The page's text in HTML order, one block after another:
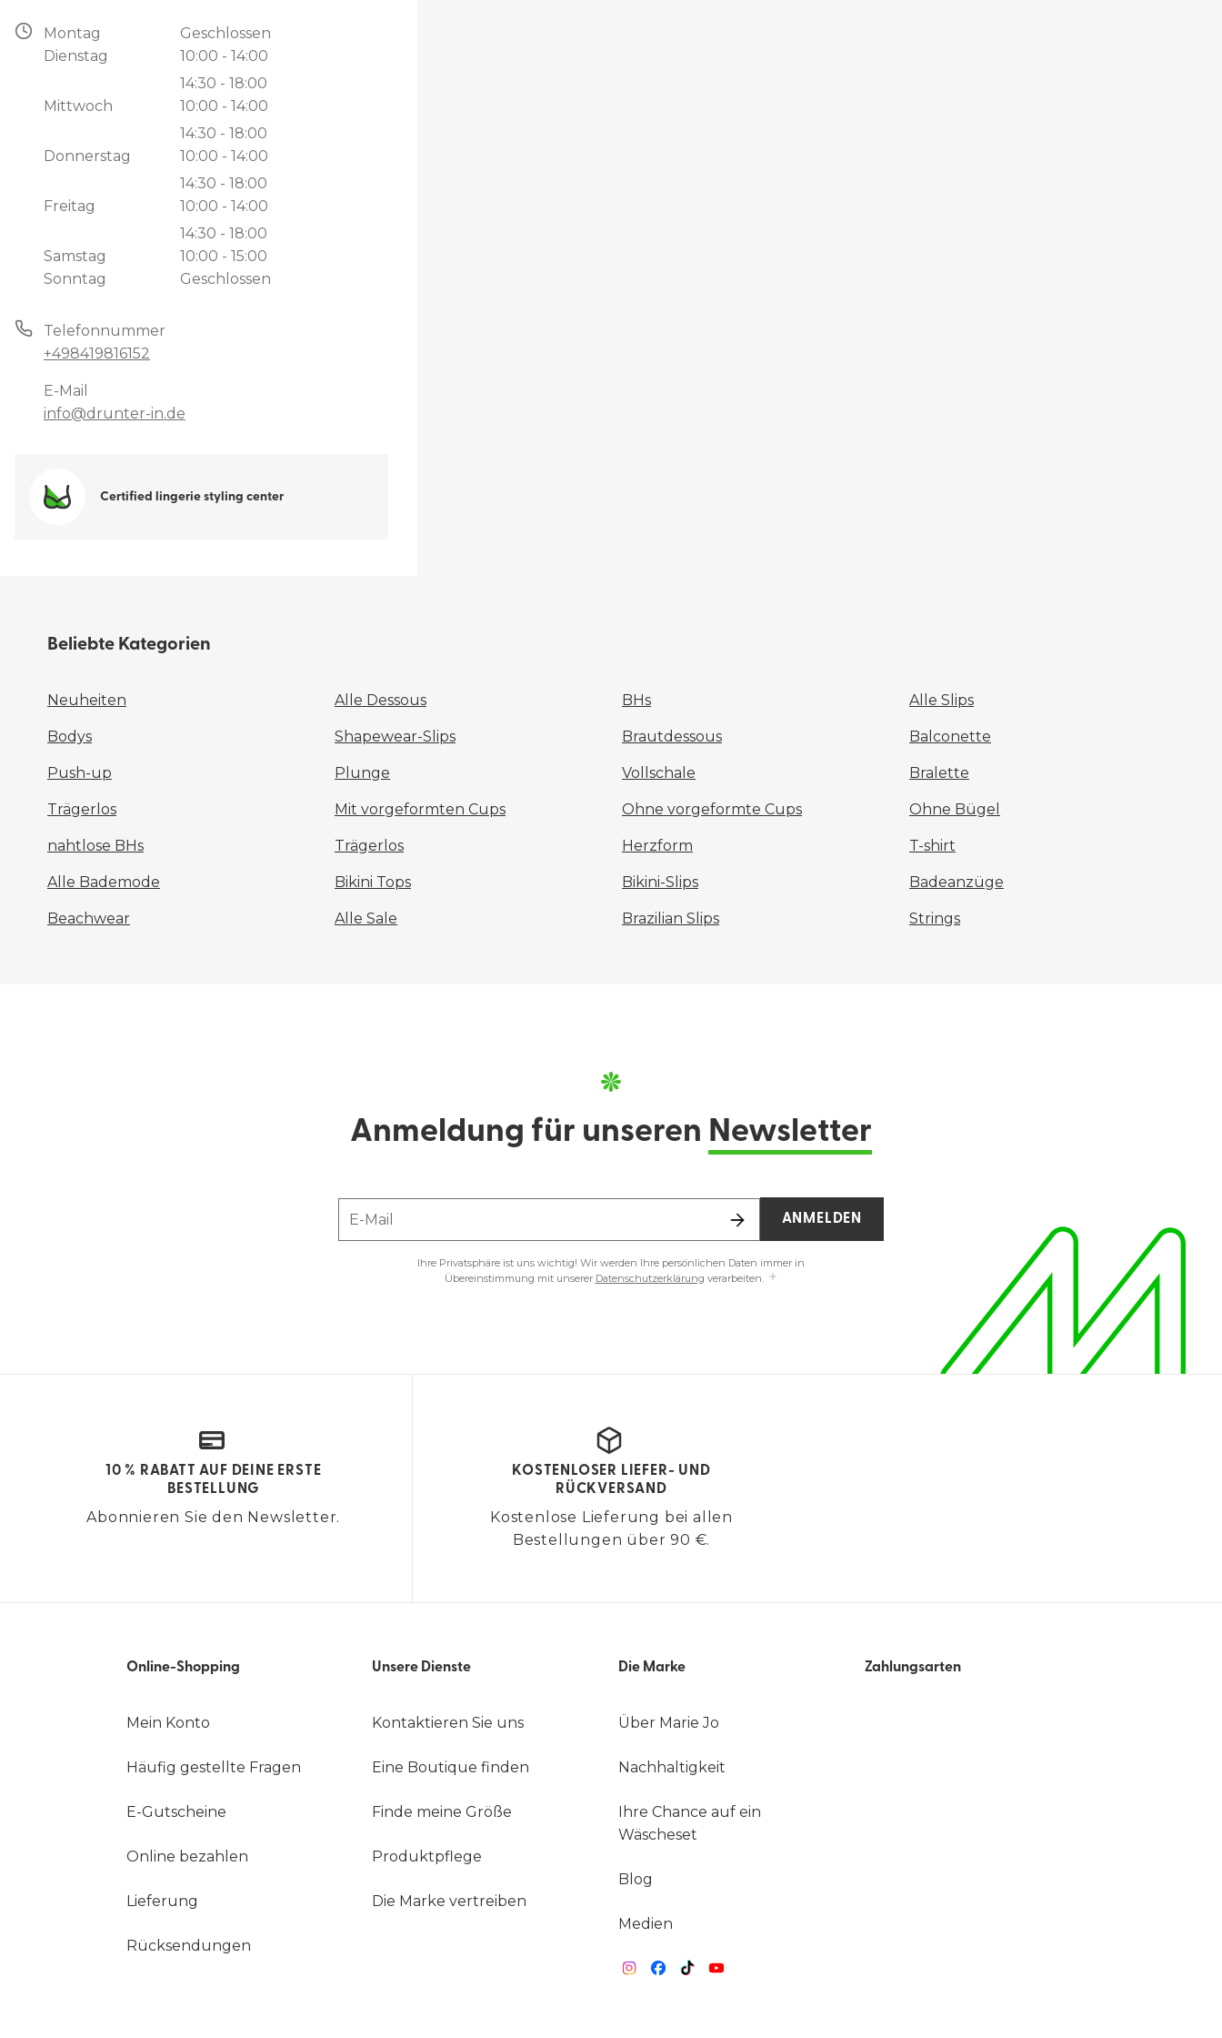
Montag
Geschlossen
Dienstag
10:00 - 14:00
14:30 - 18:00
Mittwoch
10:00 - 14:00
14:30 - 18:00
Donnerstag
10:00 - 14:00
14:30 - 18:00
Freitag
10:00 - 14:00
14:30 - 18:00
Samstag
10:00 - 15:00
Sonntag
Geschlossen
Telefonnummer
+498419816152
E-Mail
info@drunter-in.de
Certified lingerie styling center
Beliebte Kategorien
Neuheiten Alle Dessous BHs Alle Slips
Bodys Shapewear-Slips Brautdessous Balconette
Push-up Plunge Vollschale Bralette
Trägerlos Mit vorgeformten Cups Ohne vorgeformte Cups Ohne Bügel
nahtlose BHs Trägerlos Herzform T-shirt
Alle Bademode Bikini Tops Bikini-Slips Badeanzüge
Beachwear Alle Sale Brazilian Slips Strings
Anmeldung für unseren Newsletter
E-Mail
Ihre Privatsphäre ist uns wichtig! Wir werden Ihre persönlichen Daten immer in
Übereinstimmung mit unserer Datenschutzerklärung verarbeiten.
ANMELDEN
10 % RABATT AUF DEINE ERSTE
BESTELLUNG
Abonnieren Sie den Newsletter.
KOSTENLOSER LIEFER- UND
RÜCKVERSAND
Kostenlose Lieferung bei allen
Bestellungen über 90 €.
Online-Shopping
Mein Konto
Häufig gestellte Fragen
E-Gutscheine
Online bezahlen
Lieferung
Rücksendungen
Unsere Dienste
Kontaktieren Sie uns
Eine Boutique finden
Finde meine Größe
Produktpflege
Die Marke vertreiben
Die Marke
Über Marie Jo
Nachhaltigkeit
Ihre Chance auf ein
Wäscheset
Blog
Medien
Zahlungsarten